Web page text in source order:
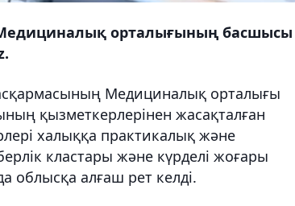
Медициналық орталығының басшысы
Медициналық орталығы
қызметкерлерінен жасақталған
халыққа практикалық және
кластары және күрделі жоғары
облысқа алғаш рет келді.